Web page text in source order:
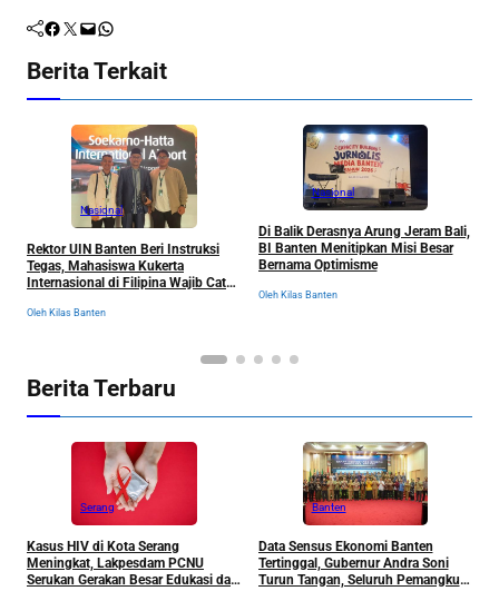
Facebook Twitter Mail WhatsApp
Berita Terkait
Nasional
Rektor UIN Banten Beri Instruksi
Tegas, Mahasiswa Kukerta
Internasional di Filipina Wajib Catat
Oleh Kilas Banten
Nasional
Di Balik Derasnya Arung Jeram Bali,
BI Banten Menitipkan Misi Besar
Bernama Optimisme
Oleh Kilas Banten
Berita Terbaru
Serang
Kasus HIV di Kota Serang
Meningkat, Lakpesdam PCNU
Serukan Gerakan Besar Edukasi dan
Banten
Data Sensus Ekonomi Banten
Tertinggal, Gubernur Andra Soni
Turun Tangan, Seluruh Pemangku